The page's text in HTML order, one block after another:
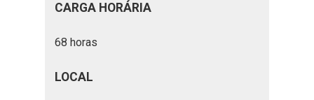
CARGA HORÁRIA
68 horas
LOCAL